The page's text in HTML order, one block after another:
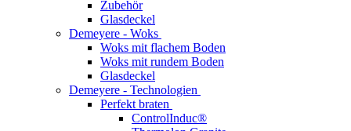
Zubehör
Glasdeckel
Demeyere - Woks
Woks mit flachem Boden
Woks mit rundem Boden
Glasdeckel
Demeyere - Technologien
Perfekt braten
ControlInduc®